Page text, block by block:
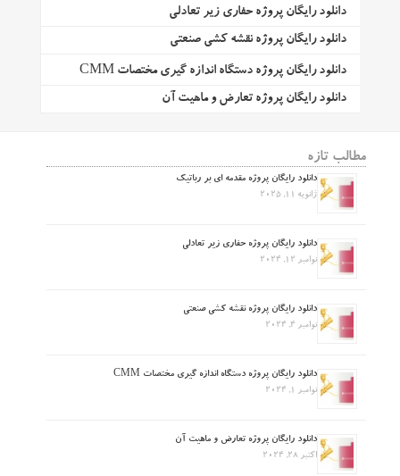
دانلود رایگان پروژه حفاری زیر تعادلی
دانلود رایگان پروژه نقشه کشی صنعتی
دانلود رایگان پروژه دستگاه اندازه گیری مختصات CMM
دانلود رایگان پروژه تعارض و ماهیت آن
مطالب تازه
دانلود رایگان پروژه مقدمه ای بر رباتیک
ژانویه 11, 2025
دانلود رایگان پروژه حفاری زیر تعادلی
نوامبر 12, 2024
دانلود رایگان پروژه نقشه کشی صنعتی
نوامبر 4, 2024
دانلود رایگان پروژه دستگاه اندازه گیری مختصات CMM
نوامبر 1, 2024
دانلود رایگان پروژه تعارض و ماهیت آن
اکتبر 28, 2024